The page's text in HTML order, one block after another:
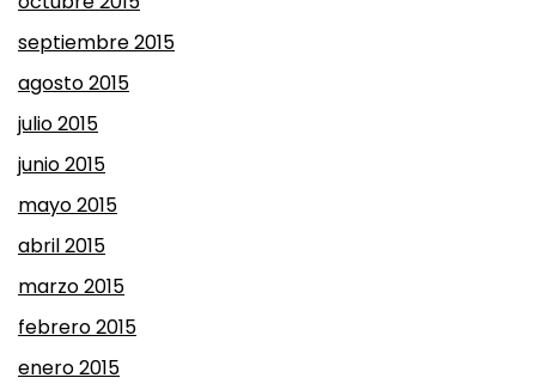
septiembre 2015
agosto 2015
julio 2015
junio 2015
mayo 2015
abril 2015
marzo 2015
febrero 2015
enero 2015